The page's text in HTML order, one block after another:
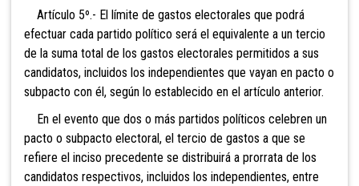
Artículo 5º.- El límite de gastos electorales que podrá
efectuar cada partido político será el equivalente a un tercio
de la suma total de los gastos electorales permitidos a sus
candidatos, incluidos los independientes que vayan en pacto o
subpacto con él, según lo establecido en el artículo anterior.
En el evento que dos o más partidos políticos celebren un
pacto o subpacto electoral, el tercio de gastos a que se
refiere el inciso precedente se distribuirá a prorrata de los
candidatos respectivos, incluidos los independientes, entre